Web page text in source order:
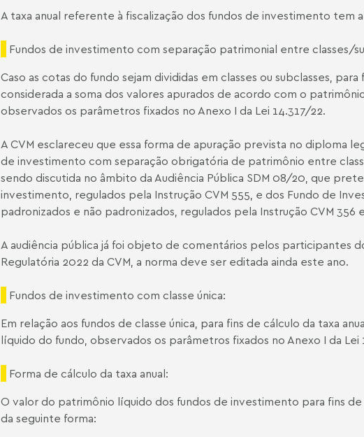
A taxa anual referente à fiscalização dos fundos de investimento tem
Fundos de investimento com separação patrimonial entre classes/
Caso as cotas do fundo sejam divididas em classes ou subclasses,
considerada a soma dos valores apurados de acordo com o
observados os parâmetros fixados no Anexo I da Lei 14.317/22.
A CVM esclareceu que essa forma de apuração prevista no diploma
de investimento com separação obrigatória de patrimônio entre
sendo discutida no âmbito da Audiência Pública SDM 08/20, que
investimento, regulados pela Instrução CVM 555, e dos Fundo de
padronizados e não padronizados, regulados pela Instrução CVM 356 e
A audiência pública já foi objeto de comentários pelos participantes
Regulatória 2022 da CVM, a norma deve ser editada ainda este ano.
Fundos de investimento com classe única:
Em relação aos fundos de classe única, para fins de cálculo da taxa
líquido do fundo, observados os parâmetros fixados no Anexo I da Lei
Forma de cálculo da taxa anual:
O valor do patrimônio líquido dos fundos de investimento para fins
da seguinte forma: